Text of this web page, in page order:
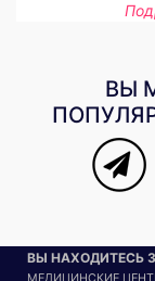
ВЫ
ВЫ НАХОДИТЕСЬ